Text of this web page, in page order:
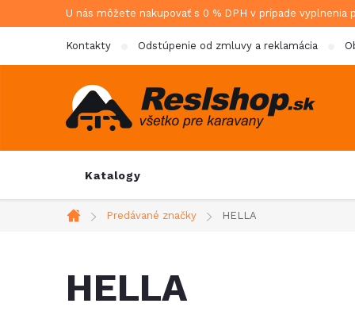
na
U nás môžete nakupovať s 0 % DPH v prípade vyplnenia
Kontakty Odstúpenie od zmluvy a reklamácia
Katalogy
Domov
Predávané značky HELLA
HELLA